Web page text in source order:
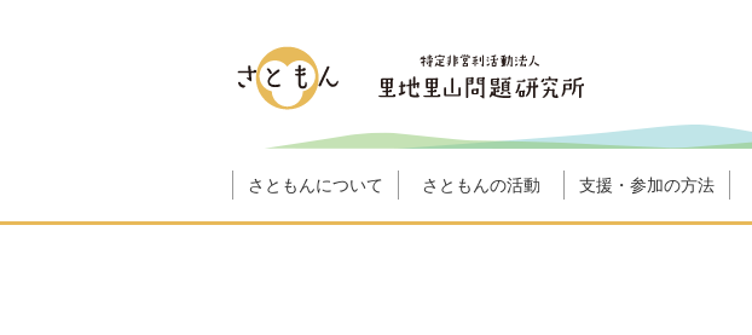
さともんについて さともんの活動 支援・参加の方法